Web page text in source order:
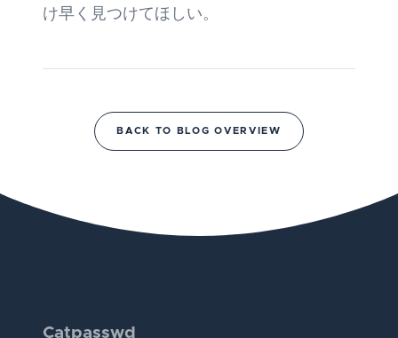
け早く見つけてほしい。
BACK TO BLOG OVERVIEW
Catpasswd